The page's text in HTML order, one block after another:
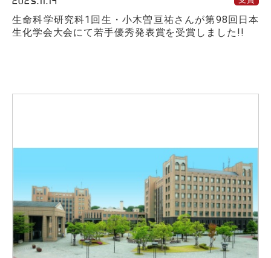
生命科学研究科1回生・小木曽亘祐さんが第98回日本
生化学会大会にて若手優秀発表賞を受賞しました!!